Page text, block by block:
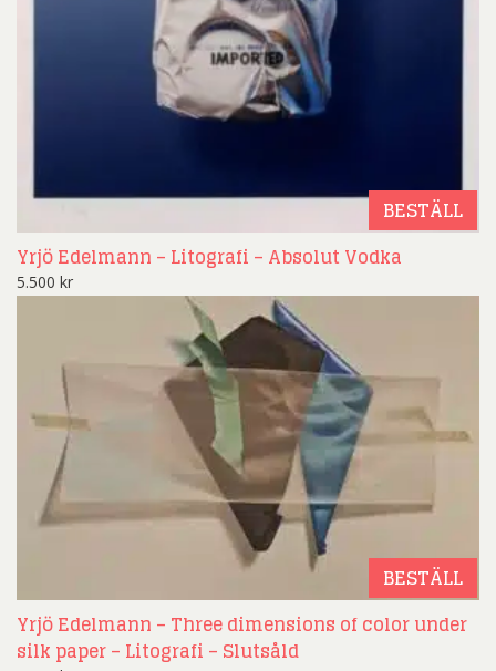
BESTÄLL
Yrjö Edelmann – Litografi – Absolut Vodka
5.500 kr
BESTÄLL
Yrjö Edelmann – Three dimensions of color under
silk paper – Litografi – Slutsåld